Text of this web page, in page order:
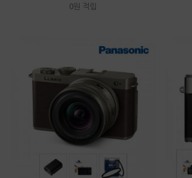
0원 적립